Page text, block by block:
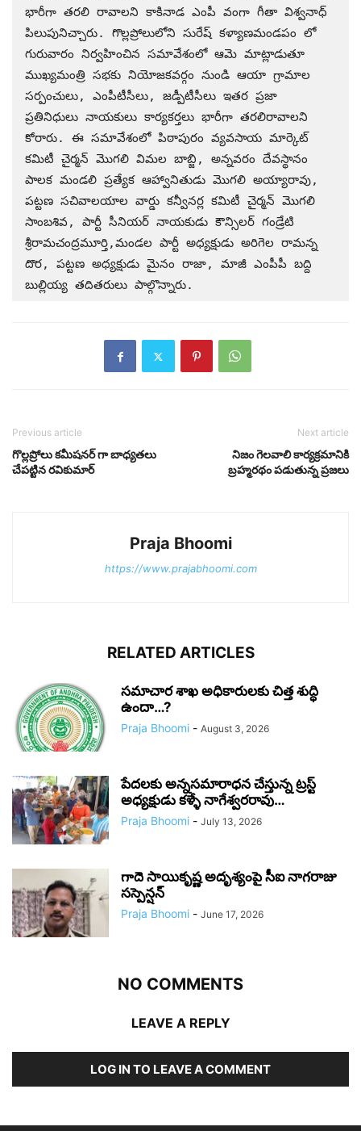
భారీగా తరలి రావాలని కాకినాడ ఎంపీ వంగా గీతా విశ్వనాధ్
పిలుపునిచ్చారు. గొల్లప్రోలులోని సురేష్ కళ్యాణమండపం లో
గురువారం నిర్వహించిన సమావేశంలో ఆమె మాట్లాడుతూ
ముఖ్యమంత్రి సభకు నియోజకవర్గం నుండి ఆయా గ్రామాల
సర్పంచులు, ఎంపీటీసీలు, జడ్పీటీసీలు ఇతర ప్రజా
ప్రతినిధులు నాయకులు కార్యకర్తలు భారీగా తరలిరావాలని
కోరారు. ఈ సమావేశంలో పిఠాపురం వ్యవసాయ మార్కెట్
కమిటీ చైర్మన్ మొగలి విమల బాబ్జి, అన్నవరం దేవస్థానం
పాలక మండలి ప్రత్యేక ఆహ్వానితుడు మొగలి అయ్యారావు,
పట్టణ సచివాలయాల వార్డు కన్వీనర్ల కమిటీ చైర్మన్ మొగలి
సాంబశివ, పార్టీ సీనియర్ నాయకుడు కౌన్సిలర్ గండ్రేటి
శ్రీరామచంద్రమూర్తి,మండల పార్టీ అధ్యక్షుడు అరిగెల రామన్న
దొర, పట్టణ అధ్యక్షుడు మైనం రాజా, మాజీ ఎంపీపీ బద్ది
బుల్లియ్య తదితరులు పాల్గొన్నారు.
Previous article
గొల్లప్రోలు కమీషనర్ గా బాధ్యతలు
చేపట్టిన రవికుమార్
Next article
నిజం గెలవాలి కార్యక్రమానికి
బ్రహ్మరథం పడుతున్న ప్రజలు
Praja Bhoomi
https://www.prajabhoomi.com
RELATED ARTICLES
సమాచార శాఖ అధికారులకు చిత్త శుద్ధి
ఉందా…?
Praja Bhoomi - August 3, 2026
పేదలకు అన్నసమారాధన చేస్తున్న ట్రస్ట్
అధ్యక్షుడు కళ్ళే నాగేశ్వరరావు…
Praja Bhoomi - July 13, 2026
గాదె సాయికృష్ణ అదృశ్యంపై సీఐ నాగరాజు
సస్పెన్షన్
Praja Bhoomi - June 17, 2026
NO COMMENTS
LEAVE A REPLY
LOG IN TO LEAVE A COMMENT